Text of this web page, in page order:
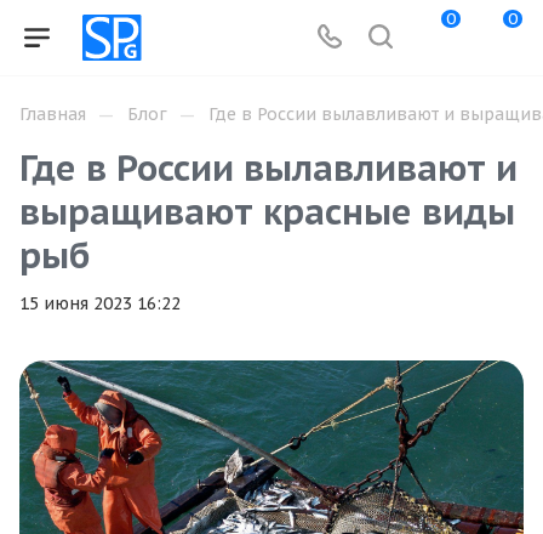
0 0
Главная — Блог — Где в России вылавливают и
Где в России вылавливают и
выращивают красные виды
рыб
15 июня 2023 16:22